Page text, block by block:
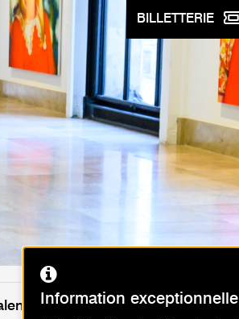
BILLETTERIE
des événements
Information exceptionnelle